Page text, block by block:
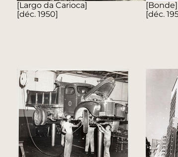
[Largo da Carioca]
[déc. 1950]
[Bonde]
[déc.